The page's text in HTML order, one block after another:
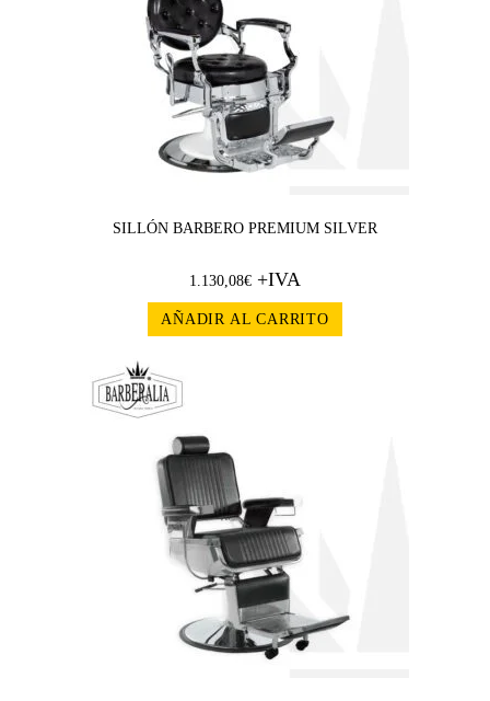
SILLÓN BARBERO PREMIUM SILVER
1.130,08€ +IVA
AÑADIR AL CARRITO